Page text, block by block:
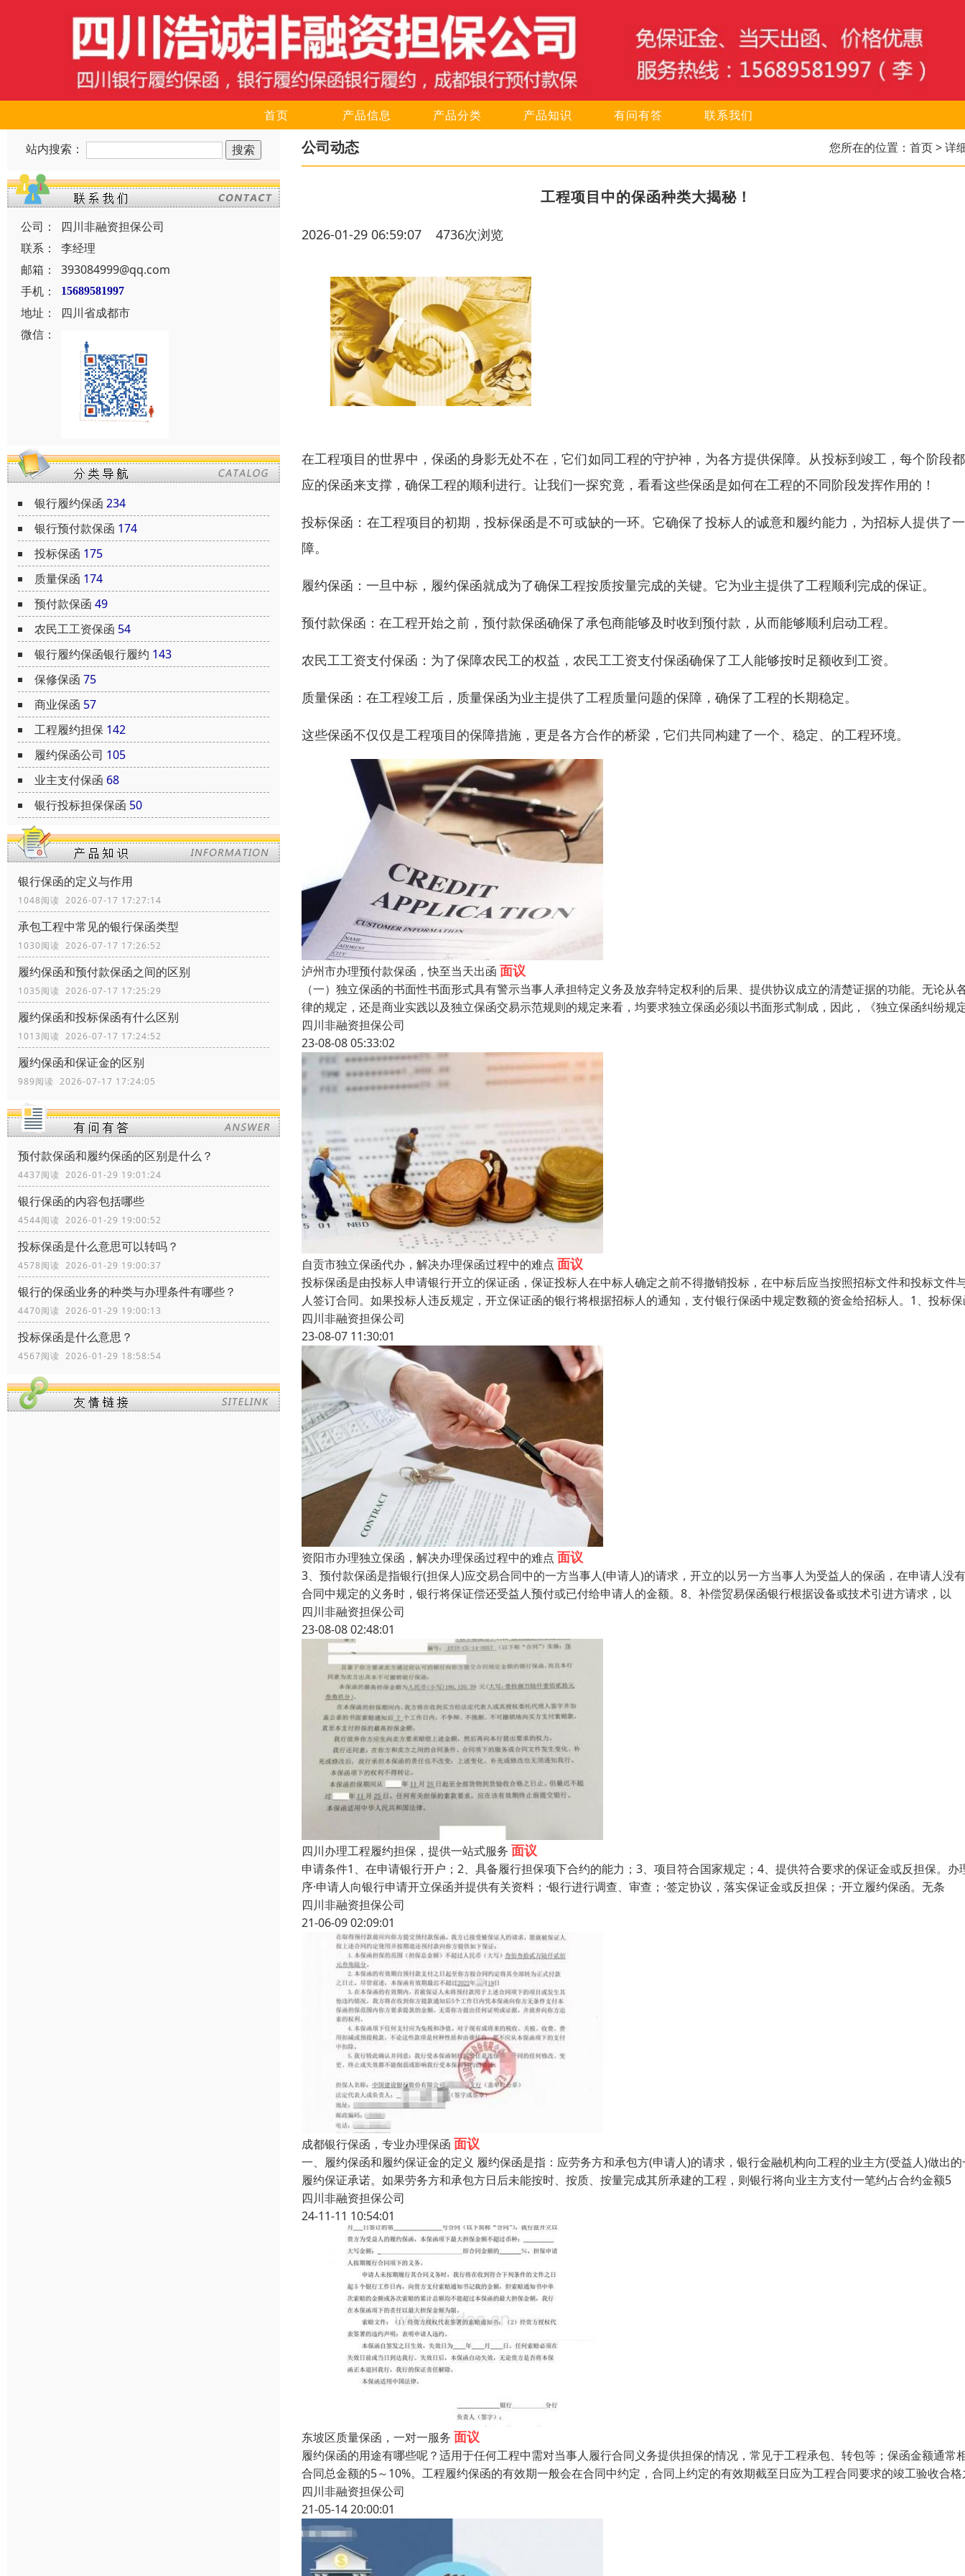
首页 产品信息 产品分类 产品知识 有问有答 联系我们
站内搜索：
公司：
四川非融资担保公司
联系：
李经理
邮箱：
393084999@qq.com
手机：
15689581997
地址：
四川省成都市
微信：
银行履约保函 234
银行预付款保函 174
投标保函 175
质量保函 174
预付款保函 49
农民工工资保函 54
银行履约保函银行履约 143
保修保函 75
商业保函 57
工程履约担保 142
履约保函公司 105
业主支付保函 68
银行投标担保保函 50
银行保函的定义与作用
1048阅读 2026-07-17 17:27:14
承包工程中常见的银行保函类型
1030阅读 2026-07-17 17:26:52
履约保函和预付款保函之间的区别
1035阅读 2026-07-17 17:25:29
履约保函和投标保函有什么区别
1013阅读 2026-07-17 17:24:52
履约保函和保证金的区别
989阅读 2026-07-17 17:24:05
预付款保函和履约保函的区别是什么？
4437阅读 2026-01-29 19:01:24
银行保函的内容包括哪些
4544阅读 2026-01-29 19:00:52
投标保函是什么意思可以转吗？
4578阅读 2026-01-29 19:00:37
银行的保函业务的种类与办理条件有哪些？
4470阅读 2026-01-29 19:00:13
投标保函是什么意思？
4567阅读 2026-01-29 18:58:54
公司动态 您所在的位置： 首页> 详
工程项目中的保函种类大揭秘！
2026-01-29 06:59:07 4736次浏览
在工程项目的世界中，保函的身影无处不在，它们如同工程的守护神，为各方提供保障。从投标到竣工，每个阶段
应的保函来支撑，确保工程的顺利进行。让我们一探究竟，看看这些保函是如何在工程的不同阶段发挥作用的！
投标保函：在工程项目的初期，投标保函是不可或缺的一环。它确保了投标人的诚意和履约能力，为招标人提供了
障。
履约保函：一旦中标，履约保函就成为了确保工程按质按量完成的关键。它为业主提供了工程顺利完成的保证。
预付款保函：在工程开始之前，预付款保函确保了承包商能够及时收到预付款，从而能够顺利启动工程。
农民工工资支付保函：为了保障农民工的权益，农民工工资支付保函确保了工人能够按时足额收到工资。
质量保函：在工程竣工后，质量保函为业主提供了工程质量问题的保障，确保了工程的长期稳定。
这些保函不仅仅是工程项目的保障措施，更是各方合作的桥梁，它们共同构建了一个、稳定、的工程环境。
泸州市办理预付款保函，快至当天出函 面议
（一）独立保函的书面性书面形式具有警示当事人承担特定义务及放弃特定权利的后果、提供协议成立的清楚证据的功能。无论从
律的规定，还是商业实践以及独立保函交易示范规则的规定来看，均要求独立保函必须以书面形式制成，因此，《独立保函纠纷规
四川非融资担保公司
23-08-08 05:33:02
自贡市独立保函代办，解决办理保函过程中的难点 面议
投标保函是由投标人申请银行开立的保证函，保证投标人在中标人确定之前不得撤销投标，在中标后应当按照招标文件和投标文件
人签订合同。如果投标人违反规定，开立保证函的银行将根据招标人的通知，支付银行保函中规定数额的资金给招标人。1、投标
四川非融资担保公司
23-08-07 11:30:01
资阳市办理独立保函，解决办理保函过程中的难点 面议
3、预付款保函是指银行(担保人)应交易合同中的一方当事人(申请人)的请求，开立的以另一方当事人为受益人的保函，在申请人没
合同中规定的义务时，银行将保证偿还受益人预付或已付给申请人的金额。8、补偿贸易保函银行根据设备或技术引进方请求，以
四川非融资担保公司
23-08-08 02:48:01
四川办理工程履约担保，提供一站式服务 面议
申请条件1、在申请银行开户；2、具备履行担保项下合约的能力；3、项目符合国家规定；4、提供符合要求的保证金或反担保。办
序·申请人向银行申请开立保函并提供有关资料；·银行进行调查、审查；·签定协议，落实保证金或反担保；·开立履约保函。无条
四川非融资担保公司
21-06-09 02:09:01
成都银行保函，专业办理保函 面议
一、履约保函和履约保证金的定义 履约保函是指：应劳务方和承包方(申请人)的请求，银行金融机构向工程的业主方(受益人)做出
履约保证承诺。如果劳务方和承包方日后未能按时、按质、按量完成其所承建的工程，则银行将向业主方支付一笔约占合约金额5
四川非融资担保公司
24-11-11 10:54:01
东坡区质量保函，一对一服务 面议
履约保函的用途有哪些呢？适用于任何工程中需对当事人履行合同义务提供担保的情况，常见于工程承包、转包等；保函金额通常
合同总金额的5～10%。工程履约保函的有效期一般会在合同中约定，合同上约定的有效期截至日应为工程合同要求的竣工验收合格
四川非融资担保公司
21-05-14 20:00:01